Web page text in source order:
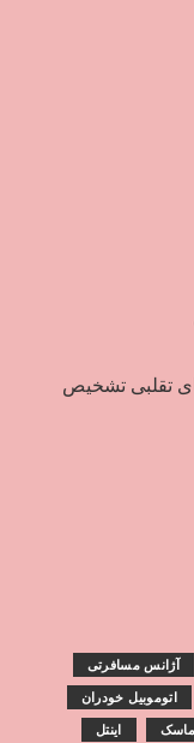
تقلبی تشخیص
آژانس مسافرتی
اتوموبیل خودران
ماسک اینتل